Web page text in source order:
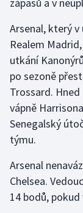
Krasobruslení
Lezení
Lyže a
Moderní
Olympijské hry
Parasport
zápasů a v
Arsenal, který
Realem
utkání
po sezoně
Trossard.
vápně
Senegalský
týmu.
Arsenal
Chelsea.
14 bodů,